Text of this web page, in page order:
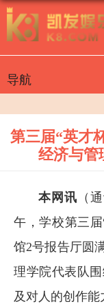
导航
第三届“英才
经济与管
本网讯 （
午，学校第三
馆2号报告厅圆
理学院代表队
及对人的创作能